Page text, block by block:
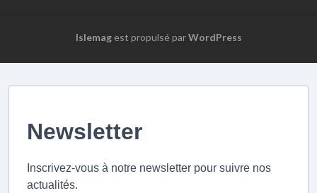
Islemagest propulsé parWordPress
Newsletter
Inscrivez-vous à notre newsletter pour suivre nos
actualités.